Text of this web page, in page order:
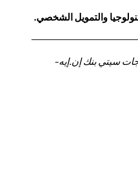
والتمويل الشخصي.
سيتي بنك إن.إيه-